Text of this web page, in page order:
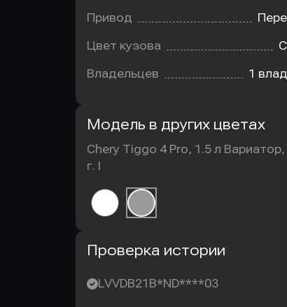
Привод
Цвет кузова
Владельцев 1
Модель в других цветах
Chery Tiggo 4 Pro, 1.5 л
г. I
Проверка истории
LVVDB21B*ND****03